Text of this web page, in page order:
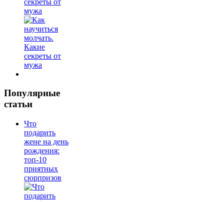
мужа
Популярные
статьи
Что
подарить
жене на день
рождения:
топ-10
приятных
сюрпризов